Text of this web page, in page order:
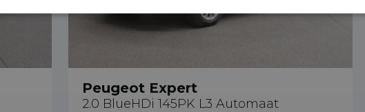
Peugeot Expert
2.0 BlueHDi 145PK L3 Automaat